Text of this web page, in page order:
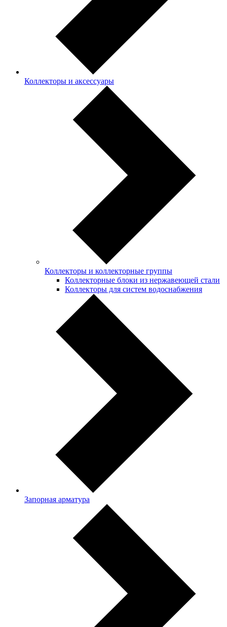
Коллекторы и аксессуары
Коллекторы и коллекторные группы
Коллекторные блоки из нержавеющей стали
Коллекторы для систем водоснабжения
Запорная арматура